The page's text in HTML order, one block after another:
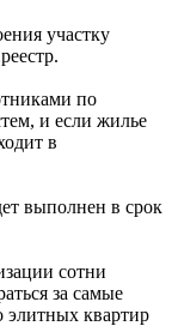
участку
по
и если жилье
в
выполнен в срок
сотни
за самые
квартир